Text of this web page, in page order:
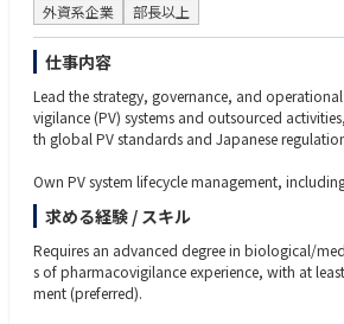
【求める人物像】
医師のニーズを正確に把握し、タイムリーにチ
素直にfeedbackを受け取れ、成長に向けて主体
自身や組織の課題を認識し、改善に向けて継続
外資系企業 部長以上
仕事内容
Lead the strategy, governance, and
vigilance (PV) systems and outsourced
th global PV standards and Japanese
Own PV system lifecycle management,
hange control, data integrity, inspection
hip of safety data migration/transfer.
Manage PV vendors end-to-end—selection,
rmance monitoring (KPIs/SLAs), escalation
udget/resource planning.
求める経験 / スキル
Requires an advanced degree in biological/
s of pharmacovigilance experience, with at
ment (preferred).